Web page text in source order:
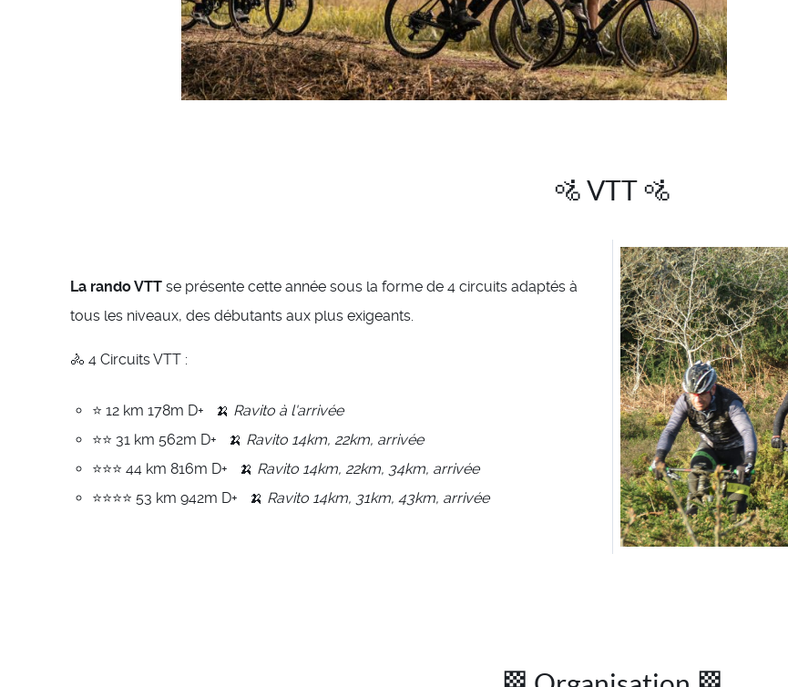
🚵 VTT 🚵
La rando VTT se présente cette année sous la forme de 4 circuits adaptés à
tous les niveaux, des débutants aux plus exigeants.
🚴 4 Circuits VTT :
⭐ 12 km 178m D+ 🍌 Ravito à l'arrivée
⭐⭐ 31 km 562m D+ 🍌 Ravito 14km, 22km, arrivée
⭐⭐⭐ 44 km 816m D+ 🍌 Ravito 14km, 22km, 34km, arrivée
⭐⭐⭐⭐ 53 km 942m D+ 🍌 Ravito 14km, 31km, 43km, arrivée